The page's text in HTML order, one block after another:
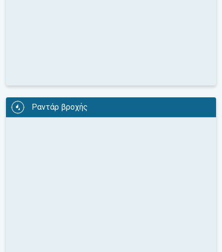
Ραντάρ βροχής